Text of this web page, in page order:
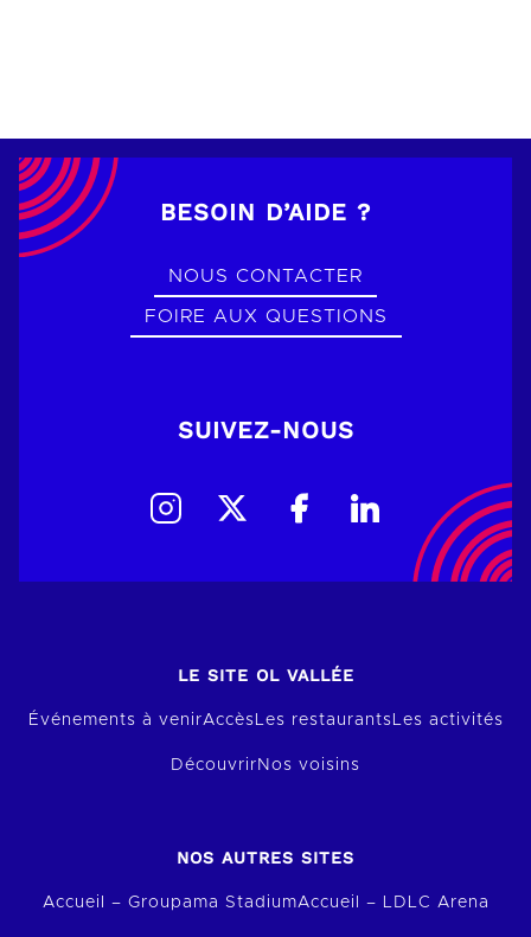
BESOIN D’AIDE ?
NOUS CONTACTER
FOIRE AUX QUESTIONS
SUIVEZ-NOUS
LE SITE OL VALLÉE
Événements à venirAccès Les restaurants Les activités
Découvrir Nos voisins
NOS AUTRES SITES
Accueil – Groupama StadiumAccueil – LDLC Arena